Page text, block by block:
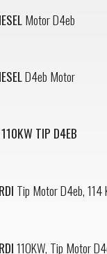
Motor D4eb
D4eb Motor
TIP D4EB
Tip Motor D4eb, 114
110KW, Tip Motor